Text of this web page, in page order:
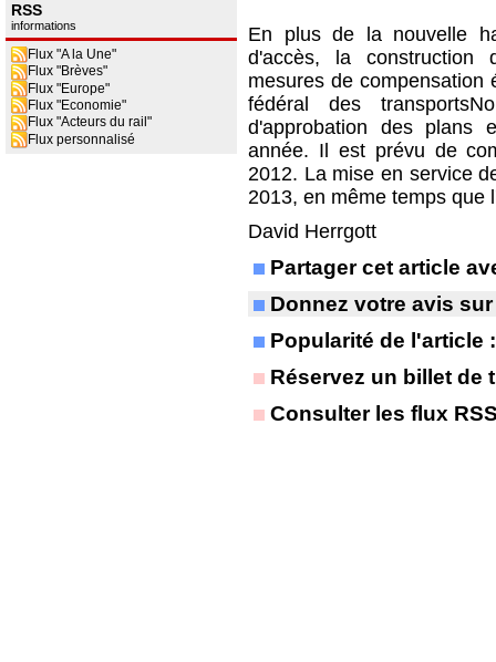
RSS
informations
Flux "A la Une"
Flux "Brèves"
Flux "Europe"
Flux "Economie"
Flux "Acteurs du rail"
Flux personnalisé
En plus de la nouvelle
d'accès, la construction
mesures de compensation
fédéral des
d'approbation des plans
année. Il est prévu de
2012. La mise en service
2013, en même temps que
David Herrgott
Partager cet article
Donnez votre avis
Popularité de l'article
Réservez un billet de
Consulter les flux